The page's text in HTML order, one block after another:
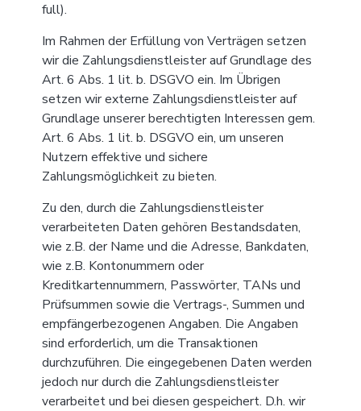
full).
Im Rahmen der Erfüllung von Verträgen setzen
wir die Zahlungsdienstleister auf Grundlage des
Art. 6 Abs. 1 lit. b. DSGVO ein. Im Übrigen
setzen wir externe Zahlungsdienstleister auf
Grundlage unserer berechtigten Interessen gem.
Art. 6 Abs. 1 lit. b. DSGVO ein, um unseren
Nutzern effektive und sichere
Zahlungsmöglichkeit zu bieten.
Zu den, durch die Zahlungsdienstleister
verarbeiteten Daten gehören Bestandsdaten,
wie z.B. der Name und die Adresse, Bankdaten,
wie z.B. Kontonummern oder
Kreditkartennummern, Passwörter, TANs und
Prüfsummen sowie die Vertrags-, Summen und
empfängerbezogenen Angaben. Die Angaben
sind erforderlich, um die Transaktionen
durchzuführen. Die eingegebenen Daten werden
jedoch nur durch die Zahlungsdienstleister
verarbeitet und bei diesen gespeichert. D.h. wir